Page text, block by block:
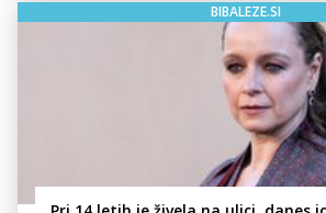
BIBALEZE.SI